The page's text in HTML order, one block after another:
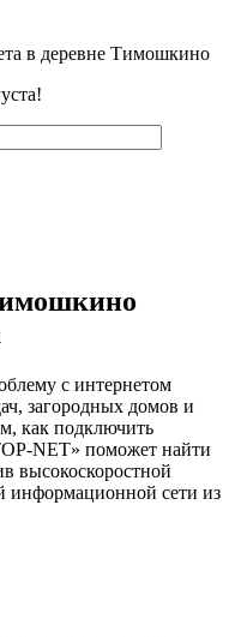
в деревне Тимошкино
с интернетом
загородных домов и
как подключить
NET» поможет найти
высокоскоростной
информационной сети из